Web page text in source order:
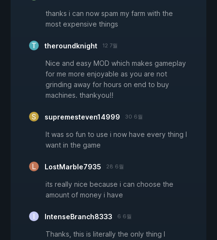
thanks i can now spam my farm with the
most expensive things
theroundknight 12 7월
Nice and easy MOD which makes gameplay
for me more enjoyable as you are not
grinding away for hours on end to buy
machines. thankyou!!
supremesteven14999 30 6월
It was so fun to use i now have every thing I
want in the game
LostMarble7935 28 6월
its really nice because i can choose the
amount of money i have
IntenseBranch8333 6 6월
Thanks, this is literally the only thing I